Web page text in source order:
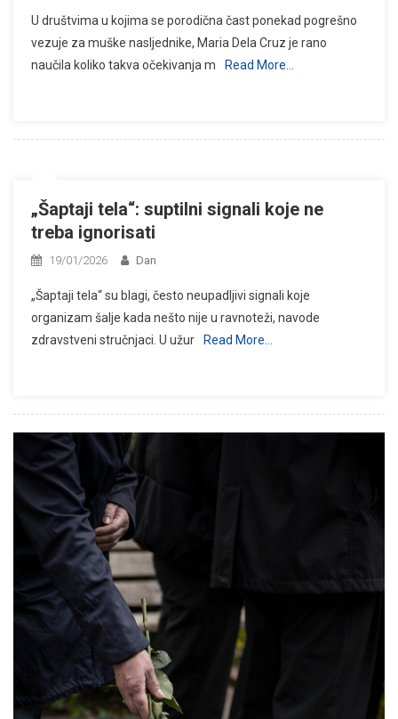
U društvima u kojima se porodična čast ponekad pogrešno
vezuje za muške nasljednike, Maria Dela Cruz je rano
naučila koliko takva očekivanja m
Read More…
„Šaptaji tela“: suptilni signali koje ne
treba ignorisati
19/01/2026 Dan
„Šaptaji tela“ su blagi, često neupadljivi signali koje
organizam šalje kada nešto nije u ravnoteži, navode
zdravstveni stručnjaci. U užur
Read More…